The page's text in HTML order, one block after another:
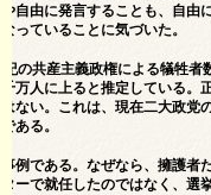
自由に発言することも、自由
っていることに気づいた。
の共産主義政権による犠牲者
万人に上ると推定している。
ない。これは、現在二大政党
ある。
例である。なぜなら、擁護者
ーで就任したのではなく、選